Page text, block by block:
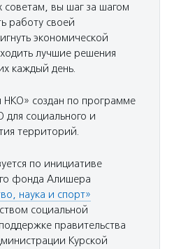
советам, вы шаг за шагом
работу своей
экономической
лучшие решения
каждый день.
НКО» создан по программе
социального и
территорий.
по инициативе
фонда Алишера
наука и спорт»
социальной
правительства
Курской